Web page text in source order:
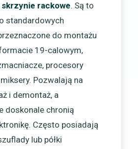
skrzynie rackowe. Są to
standardowych
do montażu
19-calowym,
procesory
Pozwalają na
i demontaż, a
doskonale chronią
Często posiadają
lub półki